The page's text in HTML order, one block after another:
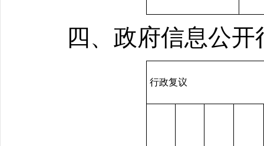
四、政府信息公
行政复议